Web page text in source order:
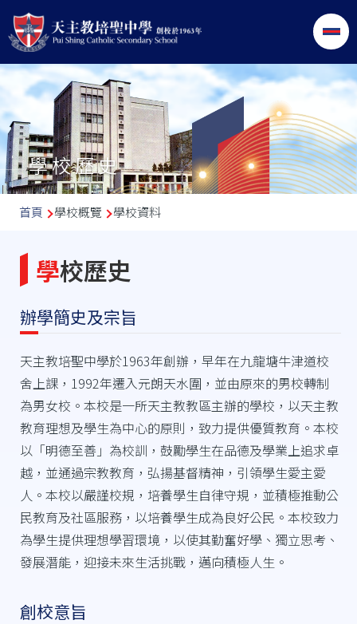
移至主內容
學校歷史
導
連
結
首頁 學校概覽 學校資料
學校歷史
辦學簡史及宗旨
天主教培聖中學於1963年創辦，早年在九龍塘牛津道校
舍上課，1992年遷入元朗天水圍，並由原來的男校轉制
為男女校。本校是一所天主教教區主辦的學校，以天主教
教育理想及學生為中心的原則，致力提供優質教育。本校
以「明德至善」為校訓，鼓勵學生在品德及學業上追求卓
越，並通過宗教教育，弘揚基督精神，引領學生愛主愛
人。本校以嚴謹校規，培養學生自律守規，並積極推動公
民教育及社區服務，以培養學生成為良好公民。本校致力
為學生提供理想學習環境，以使其勤奮好學、獨立思考、
發展潛能，迎接未來生活挑戰，邁向積極人生。
創校意旨